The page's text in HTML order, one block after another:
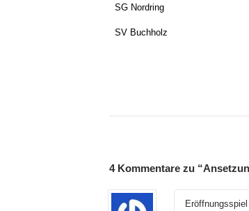
SG Nordring
SV Buchholz
4 Kommentare zu